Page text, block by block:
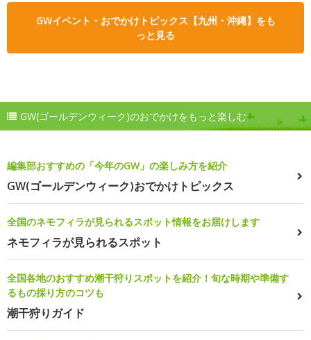
GWイベント・おでかけトピックス【九州・沖縄】をも
っと見る
GW(ゴールデンウィーク)のおでかけをもっと楽しむ
編集部おすすめの「今年のGW」の楽しみ方を紹介
GW(ゴールデンウィーク)おでかけトピックス
全国のネモフィラが見られるスポット情報をお届けします
ネモフィラが見られるスポット
全国各地のおすすめ潮干狩りスポットを紹介！旬な時期や準備す
るもの採り方のコツも
潮干狩りガイド